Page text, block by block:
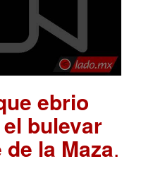
ebrio
bulevar
la Maza.